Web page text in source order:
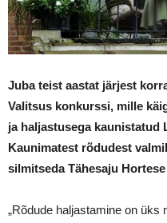
Juba teist aastat järjest
Valitsus konkurssi, mille
ja haljastusega kaunistatud
Kaunimatest rõdudest
silmitseda Tähesaju
„Rõdude haljastamine on üks